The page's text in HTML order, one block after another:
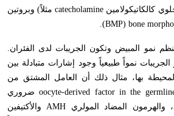
كالكاتيكولامين catecholamineمثلاً) وبروتين
(BMP) bone
.
نمو المبيض وتكون الجريبات لدى الفئران.
نمواً طبيعياً وجود إشارات متبادلة بين
المحيطة بها، مثال ذلك أن العامل المشتق من
oocyte-derived factor in theضروري
المضاد المولري AMHوالأكتيفين